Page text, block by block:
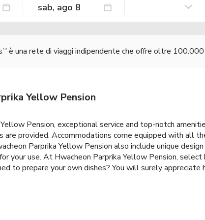
TM è una rete di viaggi indipendente che offre oltre
Yellow Pension
Pension, exceptional service and top-notch
are provided. Accommodations come equipped with all
Parprika Yellow Pension also include unique
your use. At Hwacheon Parprika Yellow Pension,
to prepare your own dishes? You will surely